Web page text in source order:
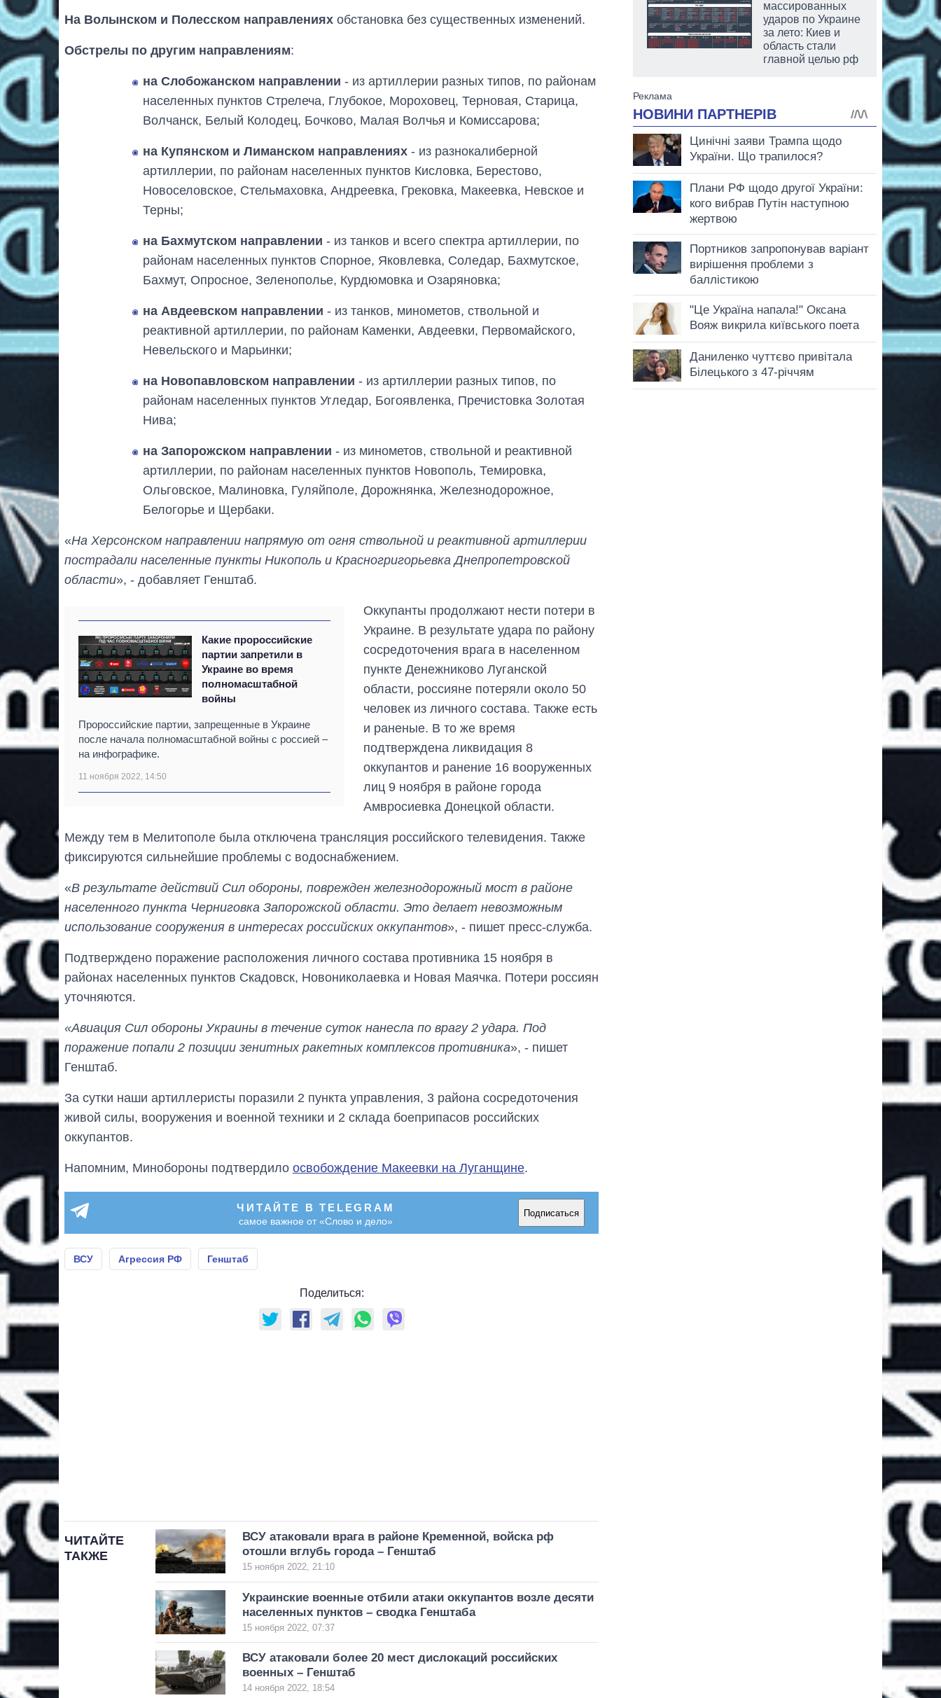
На Волынском и Полесском направлениях обстановка без существенных изменений.
Обстрелы по другим направлениям:
на Слобожанском направлении - из артиллерии разных типов, по районам
населенных пунктов Стрелеча, Глубокое, Мороховец, Терновая, Старица,
Волчанск, Белый Колодец, Бочково, Малая Волчья и Комиссарова;
на Купянском и Лиманском направлениях - из разнокалиберной
артиллерии, по районам населенных пунктов Кисловка, Берестово,
Новоселовское, Стельмаховка, Андреевка, Грековка, Макеевка, Невское и
Терны;
на Бахмутском направлении - из танков и всего спектра артиллерии, по
районам населенных пунктов Спорное, Яковлевка, Соледар, Бахмутское,
Бахмут, Опросное, Зеленополье, Курдюмовка и Озаряновка;
на Авдеевском направлении - из танков, минометов, ствольной и
реактивной артиллерии, по районам Каменки, Авдеевки, Первомайского,
Невельского и Марьинки;
на Новопавловском направлении - из артиллерии разных типов, по
районам населенных пунктов Угледар, Богоявленка, Пречистовка Золотая
Нива;
на Запорожском направлении - из минометов, ствольной и реактивной
артиллерии, по районам населенных пунктов Новополь, Темировка,
Ольговское, Малиновка, Гуляйполе, Дорожнянка, Железнодорожное,
Белогорье и Щербаки.
«На Херсонском направлении напрямую от огня ствольной и реактивной артиллерии
пострадали населенные пункты Никополь и Красногригорьевка Днепропетровской
области», - добавляет Генштаб.
Какие пророссийские
партии запретили в
Украине во время
полномасштабной
войны
Пророссийские партии, запрещенные в Украине
после начала полномасштабной войны с россией –
на инфографике.
11 ноября 2022, 14:50
Оккупанты продолжают нести потери в
Украине. В результате удара по району
сосредоточения врага в населенном
пункте Денежниково Луганской
области, россияне потеряли около 50
человек из личного состава. Также есть
и раненые. В то же время
подтверждена ликвидация 8
оккупантов и ранение 16 вооруженных
лиц 9 ноября в районе города
Амвросиевка Донецкой области.
Между тем в Мелитополе была отключена трансляция российского телевидения. Также
фиксируются сильнейшие проблемы с водоснабжением.
«В результате действий Сил обороны, поврежден железнодорожный мост в районе
населенного пункта Черниговка Запорожской области. Это делает невозможным
использование сооружения в интересах российских оккупантов», - пишет пресс-служба.
Подтверждено поражение расположения личного состава противника 15 ноября в
районах населенных пунктов Скадовск, Новониколаевка и Новая Маячка. Потери россиян
уточняются.
«Авиация Сил обороны Украины в течение суток нанесла по врагу 2 удара. Под
поражение попали 2 позиции зенитных ракетных комплексов противника», - пишет
Генштаб.
За сутки наши артиллеристы поразили 2 пункта управления, 3 района сосредоточения
живой силы, вооружения и военной техники и 2 склада боеприпасов российских
оккупантов.
Напомним, Минобороны подтвердило освобождение Макеевки на Луганщине.
ЧИТАЙТЕ В TELEGRAM
самое важное от «Слово и дело»
Подписаться
ВСУ Агрессия РФ Генштаб
Поделиться:
ЧИТАЙТЕ
ТАКЖЕ
ВСУ атаковали врага в районе Кременной, войска рф
отошли вглубь города – Генштаб
15 ноября 2022, 21:10
Украинские военные отбили атаки оккупантов возле десяти
населенных пунктов – сводка Генштаба
15 ноября 2022, 07:37
ВСУ атаковали более 20 мест дислокаций российских
военных – Генштаб
14 ноября 2022, 18:54
количество
массированных
ударов по Украине
за лето: Киев и
область стали
главной целью рф